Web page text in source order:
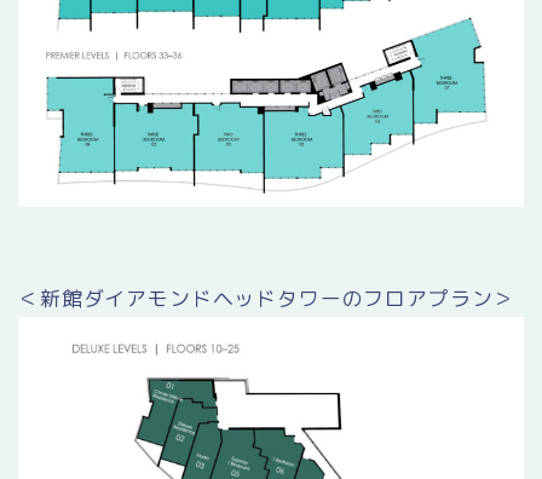
＜新館ダイアモンドヘッドタワーのフロアプラン＞